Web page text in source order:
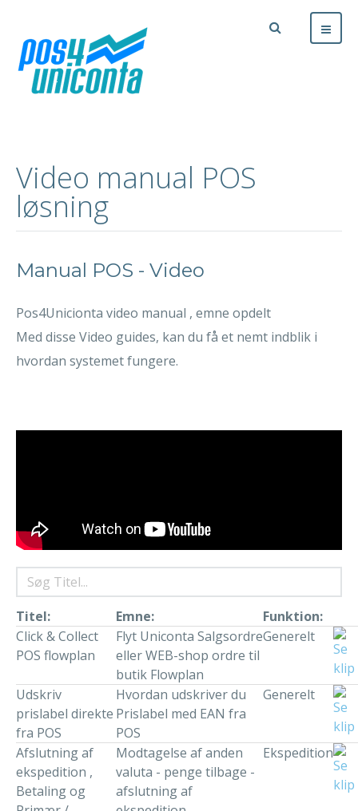
Video manual POS
løsning
Manual POS - Video
Pos4Unicionta video manual , emne opdelt
Med disse Video guides, kan du få et nemt indblik i
hvordan systemet fungere.
Titel: Emne:
Funktion:
Click & Collect
POS flowplan
Flyt Uniconta Salgsordre
eller WEB-shop ordre til
butik Flowplan
Generelt
Udskriv
prislabel direkte
fra POS
Hvordan udskriver du
Prislabel med EAN fra
POS
Generelt
Afslutning af
ekspedition ,
Betaling og
Modtagelse af anden
valuta - penge tilbage -
afslutning af
Ekspedition